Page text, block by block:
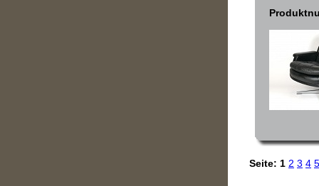
Seite: 1 2 3 4 5